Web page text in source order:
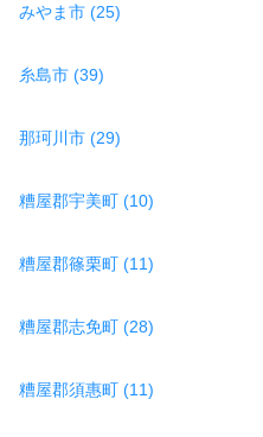
みやま市 (25)
糸島市 (39)
那珂川市 (29)
糟屋郡宇美町 (10)
糟屋郡篠栗町 (11)
糟屋郡志免町 (28)
糟屋郡須惠町 (11)